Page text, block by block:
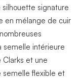
signature
en mélange de cuir
semelle intérieure
et une
semelle flexible et